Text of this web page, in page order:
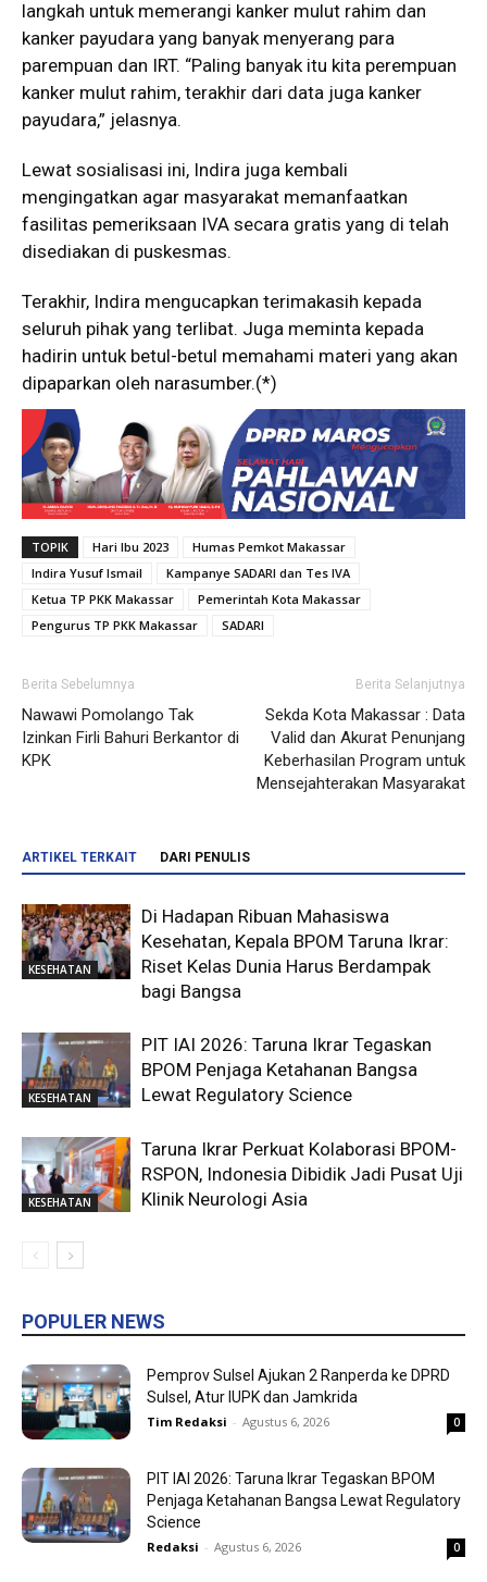
langkah untuk memerangi kanker mulut rahim dan
kanker payudara yang banyak menyerang para
parempuan dan IRT. “Paling banyak itu kita perempuan
kanker mulut rahim, terakhir dari data juga kanker
payudara,” jelasnya.
Lewat sosialisasi ini, Indira juga kembali
mengingatkan agar masyarakat memanfaatkan
fasilitas pemeriksaan IVA secara gratis yang di telah
disediakan di puskesmas.
Terakhir, Indira mengucapkan terimakasih kepada
seluruh pihak yang terlibat. Juga meminta kepada
hadirin untuk betul-betul memahami materi yang akan
dipaparkan oleh narasumber.(*)
TOPIK Hari Ibu 2023
Humas Pemkot Makassar
Indira Yusuf Ismail
Kampanye SADARI dan Tes IVA
Ketua TP PKK Makassar
Pemerintah Kota Makassar
Pengurus TP PKK Makassar
SADARI
Berita Sebelumnya
Nawawi Pomolango Tak
Izinkan Firli Bahuri Berkantor di
KPK
Berita Selanjutnya
Sekda Kota Makassar : Data
Valid dan Akurat Penunjang
Keberhasilan Program untuk
Mensejahterakan Masyarakat
ARTIKEL TERKAIT DARI PENULIS
KESEHATAN
Di Hadapan Ribuan Mahasiswa
Kesehatan, Kepala BPOM Taruna Ikrar:
Riset Kelas Dunia Harus Berdampak
bagi Bangsa
KESEHATAN
PIT IAI 2026: Taruna Ikrar Tegaskan
BPOM Penjaga Ketahanan Bangsa
Lewat Regulatory Science
KESEHATAN
Taruna Ikrar Perkuat Kolaborasi BPOM-
RSPON, Indonesia Dibidik Jadi Pusat Uji
Klinik Neurologi Asia
POPULER NEWS
Pemprov Sulsel Ajukan 2 Ranperda ke DPRD
Sulsel, Atur IUPK dan Jamkrida
Tim Redaksi - Agustus 6, 2026 0
PIT IAI 2026: Taruna Ikrar Tegaskan BPOM
Penjaga Ketahanan Bangsa Lewat Regulatory
Science
Redaksi - Agustus 6, 2026 0